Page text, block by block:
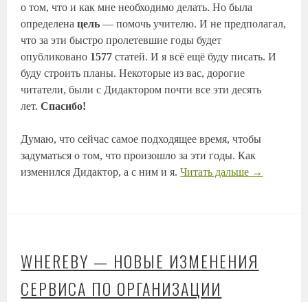
о том, что и как мне необходимо делать. Но была
определенацель — помочь учителю. И не предполагал,
что за эти быстро пролетевшие годы будет
опубликовано 1577 статей. И я всё ещё буду писать. И
буду строить планы. Некоторые из вас, дорогие
читатели, были с Дидактором почти все эти десять
лет. Спасибо!
Думаю, что сейчас самое подходящее время, чтобы
задуматься о том, что произошло за эти годы. Как
изменился Дидактор, а с ним и я.Читать дальше →
WHEREBY — НОВЫЕ ИЗМЕНЕНИЯ
СЕРВИСА ПО ОРГАНИЗАЦИИ